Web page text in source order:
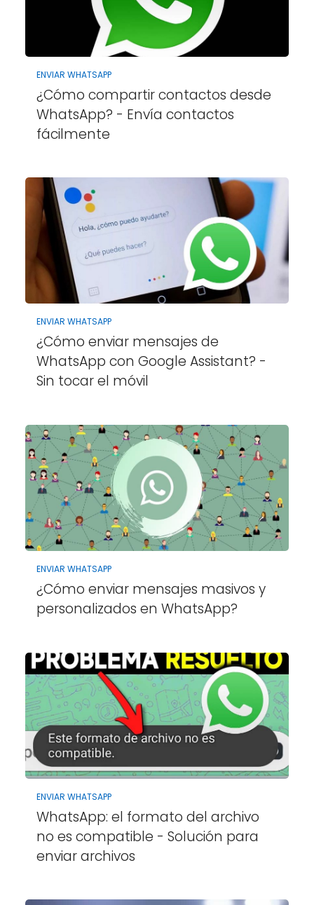
ENVIAR WHATSAPP
¿Cómo compartir contactos desde
WhatsApp? - Envía contactos
fácilmente
ENVIAR WHATSAPP
¿Cómo enviar mensajes de
WhatsApp con Google Assistant? -
Sin tocar el móvil
ENVIAR WHATSAPP
¿Cómo enviar mensajes masivos y
personalizados en WhatsApp?
ENVIAR WHATSAPP
WhatsApp: el formato del archivo
no es compatible - Solución para
enviar archivos